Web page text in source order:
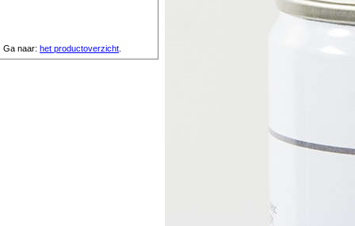
Ga naar: het productoverzicht